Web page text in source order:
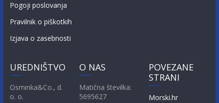
Pogoji poslovanja
Pravilnik o piškotkih
Izjava o zasebnosti
UREDNIŠTVO
Osminka&Co., d.
o. o.
O NAS
Matična številka:
5695627
POVEZANE
STRANI
Morski.hr